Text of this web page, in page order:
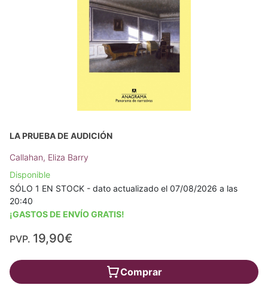
LA PRUEBA DE AUDICIÓN
Callahan, Eliza Barry
Disponible
SÓLO 1 EN STOCK - dato actualizado el 07/08/2026 a las
20:40
¡GASTOS DE ENVÍO GRATIS!
PVP. 19,90€
Comprar